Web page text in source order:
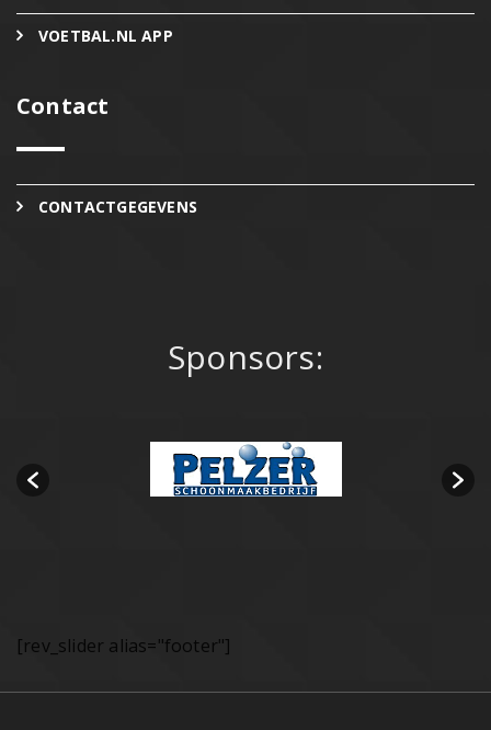
VOETBAL.NL APP
Contact
CONTACTGEGEVENS
Sponsors:
[rev_slider alias="footer"]